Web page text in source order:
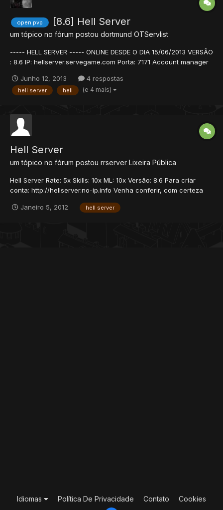
open pvp [8.6] Hell Server
um tópico no fórum postou dortmund OTServlist
----- HELL SERVER ----- ONLINE DESDE O DIA 15/06/2013 VERSÃO
: 8.6 IP: hellserver.servegame.com Porta: 7171 Account manager
afastado do universo dos OTs, decidi voltar a me dedicar ao
tema e lançar este servidor que, com o tempo e a...
Junho 12, 2013 4 respostas
hell server hell (e 4 mais)
Hell Server
um tópico no fórum postou rrserver Lixeira Pública
Hell Server Rate: 5x Skills: 10x ML: 10x Versão: 8.6 Para criar
conta: http://hellserver.no-ip.info Venha conferir, com certeza
Janeiro 5, 2012
hell server
Idiomas Política De Privacidade Contato Cookies